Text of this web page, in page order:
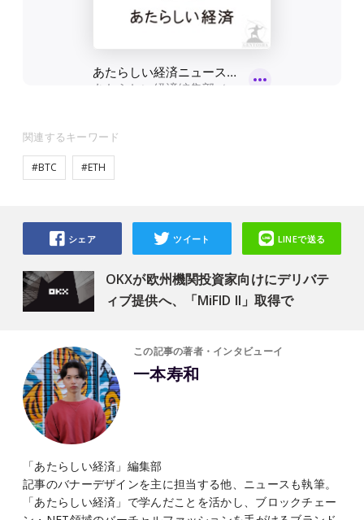
関連するキーワード
#BTC #ETH
OKXが欧州機関投資家向けにデリバテ
ィブ提供へ、「MiFID II」取得で
シェア ツイート LINEで送る
この記事の著者・インタビューイ
一本寿和
「あたらしい経済」編集部
記事のバナーデザインを主に担当する他、ニュースも執筆。
「あたらしい経済」で学んだことを活かし、ブロックチェー